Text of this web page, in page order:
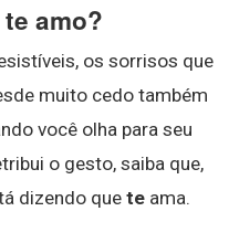
amo?
os sorrisos que
muito cedo também
você olha para seu
o gesto, saiba que,
dizendo quete ama.